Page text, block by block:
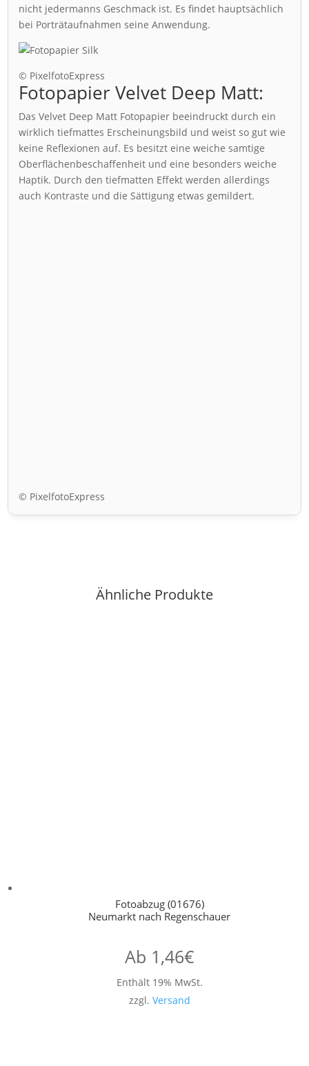
nicht jedermanns Geschmack ist. Es findet hauptsächlich
bei Porträtaufnahmen seine Anwendung.
© PixelfotoExpress
Fotopapier Velvet Deep Matt:
Das Velvet Deep Matt Fotopapier beeindruckt durch ein
wirklich tiefmattes Erscheinungsbild und weist so gut wie
keine Reflexionen auf. Es besitzt eine weiche samtige
Oberflächenbeschaffenheit und eine besonders weiche
Haptik. Durch den tiefmatten Effekt werden allerdings
auch Kontraste und die Sättigung etwas gemildert.
© PixelfotoExpress
Ähnliche Produkte
Fotoabzug (01676)
Neumarkt nach Regenschauer
Ab 1,46€
Enthält 19% MwSt.
zzgl. Versand